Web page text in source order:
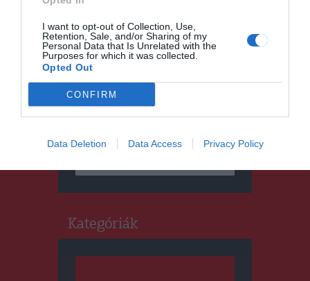
I want to opt-out of Collection, Use,
Retention, Sale, and/or Sharing of my
Personal Data that Is Unrelated with the
Purposes for which it was collected.
Opted Out
CONFIRM
Data Deletion Data Access Privacy Policy
Sándor Művészeti
Középiskola
Keresés
Kategóriák